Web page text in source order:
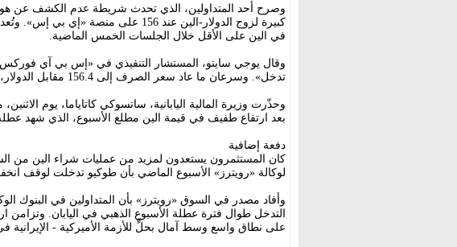
وصرح أحد المتداولين، الذي تحدث شريطة عدم الكشف عن
كبيرة لزوج الدولار-الين عند 156 على
في الين على الأقل خلال الجلسات الخمس الماضية.
وقال يوجي سايتو، المستشار التنفيذي في «إس بي آي
تدخل». وسرعان ما عاد سعر الصرف إلى 156.4 مقابل الدولار، مما يشير إلى أن السوق تقاوم أي تدخل.
وحذّرت وزيرة المالية اليابانية، ساتسوكي كاتاياما، يوم
بعد ارتفاع طفيف في قيمة الين مطلع الأسبوع، الذي شهد
دفعة إضافية
كان المستثمرون يستعدون لمزيد من عمليات شراء الين من
لوكالة «رويترز» الأسبوع الماضي بأن طوكيو تدخلت لوقف
وأفاد مصدر في السوق «رويترز» بأن المتداولين في البنوك
التدخل طوال فترة عطلة الأسبوع الذهبي في اليابان. وتزامن
على نطاق واسع وسط آمال بحلٍّ للأزمة الأميركية - الإيرانية